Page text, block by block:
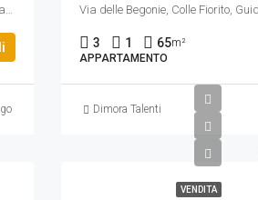
Via Monte Cervino, Colleverde, Guidonia Montecelio, Roma, Lazio, 00131, Italia
3 1 65m²
APPARTAMENTO
Dimora Talenti
VENDITA